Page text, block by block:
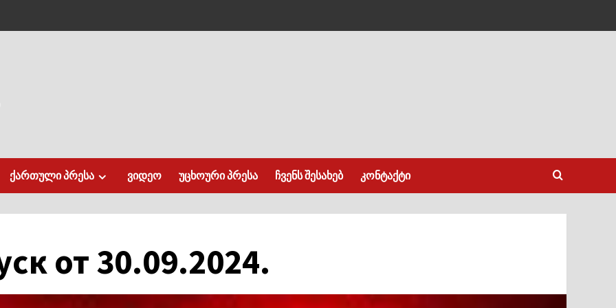
ქართული პრესა ვიდეო უცხოური პრესა ჩვენს შესახებ კონტაქტი
от 30.09.2024.